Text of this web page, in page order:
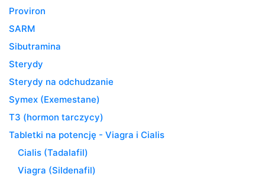
Proviron
SARM
Sibutramina
Sterydy
Sterydy na odchudzanie
Symex (Exemestane)
T3 (hormon tarczycy)
Tabletki na potencję - Viagra i Cialis
Cialis (Tadalafil)
Viagra (Sildenafil)